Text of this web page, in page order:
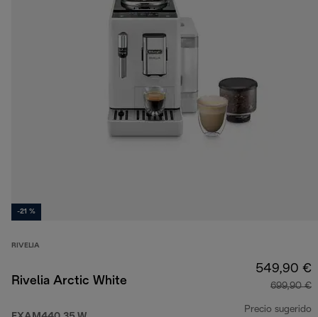
-21 %
RIVELIA
Rivelia Arctic White
549,90 €
699,90 €
Precio sugerido